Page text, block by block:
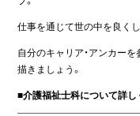
仕事を通じて世の中を良く
自分のキャリア・アンカー
描きましょう。
■介護福祉士科について詳